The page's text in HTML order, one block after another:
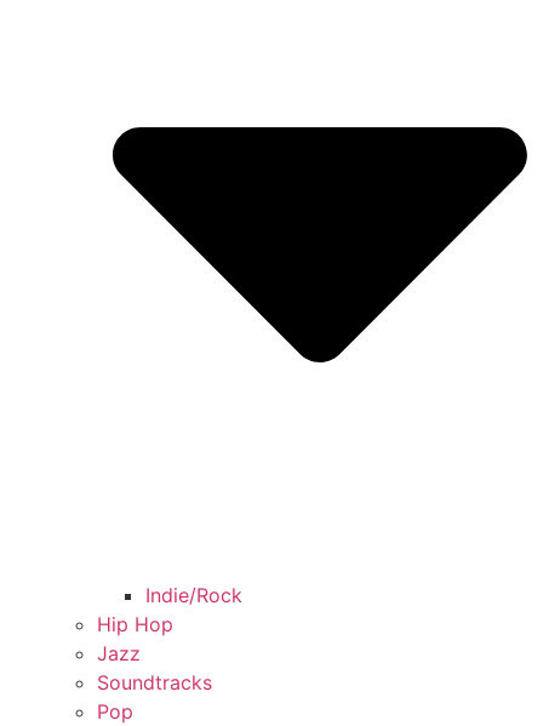
Indie/Rock
Hip Hop
Jazz
Soundtracks
Pop